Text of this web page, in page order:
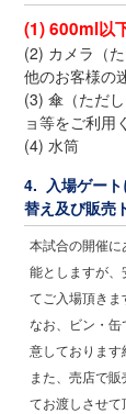
(1) 600ml以
(2) カメラ（
他のお客様の
(3) 傘（ただ
ョ等をご利用
(4) 水筒
4. 入場ゲート
替え及び販売
本試合の開催
能としますが
てご入場頂きま
なお、ビン・
意しております
また、売店で
てお渡しさせて